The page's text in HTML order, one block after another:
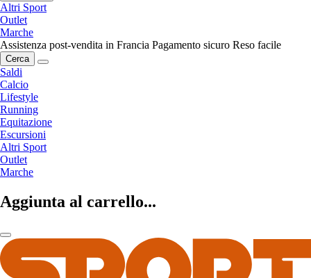
Altri Sport
Outlet
Marche
Assistenza post-vendita in Francia Pagamento sicuro Reso facile
Cerca
Saldi
Calcio
Lifestyle
Running
Equitazione
Escursioni
Altri Sport
Outlet
Marche
Aggiunta al carrello...